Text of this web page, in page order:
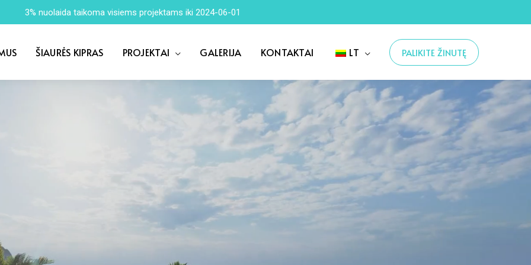
3% nuolaida taikoma visiems projektams iki 2024-06-01
ŠIAURĖS KIPRAS PROJEKTAI GALERIJA KONTAKTAI LT PALIKITE ŽINUTĘ